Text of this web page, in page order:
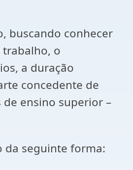
buscando conhecer
trabalho, o
a duração
concedente de
ensino superior –
da seguinte forma: